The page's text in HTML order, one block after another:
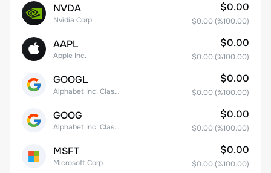
NVDA
Nvidia Corp
$0.00
$0.00 (%100.00)
AAPL
Apple Inc.
$0.00
$0.00 (%100.00)
GOOGL
Alphabet Inc. Class A Common Stock
$0.00
$0.00 (%100.00)
GOOG
Alphabet Inc. Class C Capital Stock
$0.00
$0.00 (%100.00)
MSFT
Microsoft Corp
$0.00
$0.00 (%100.00)